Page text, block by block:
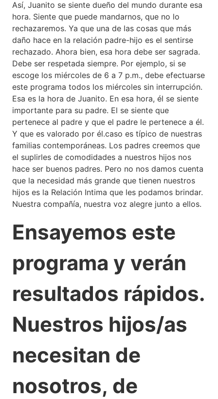
Así, Juanito se siente dueño del mundo durante esa
hora. Siente que puede mandarnos, que no lo
rechazaremos. Ya que una de las cosas que más
daño hace en la relación padre-hijo es el sentirse
rechazado. Ahora bien, esa hora debe ser sagrada.
Debe ser respetada siempre. Por ejemplo, si se
escoge los miércoles de 6 a 7 p.m., debe efectuarse
este programa todos los miércoles sin interrupción.
Esa es la hora de Juanito. En esa hora, él se siente
importante para su padre. El se siente que
pertenece al padre y que el padre le pertenece a él.
Y que es valorado por él.caso es típico de nuestras
familias contemporáneas. Los padres creemos que
el suplirles de comodidades a nuestros hijos nos
hace ser buenos padres. Pero no nos damos cuenta
que la necesidad más grande que tienen nuestros
hijos es la Relación Intima que les podamos brindar.
Nuestra compañía, nuestra voz alegre junto a ellos.
Ensayemos este
programa y verán
resultados rápidos.
Nuestros hijos/as
necesitan de
nosotros, de